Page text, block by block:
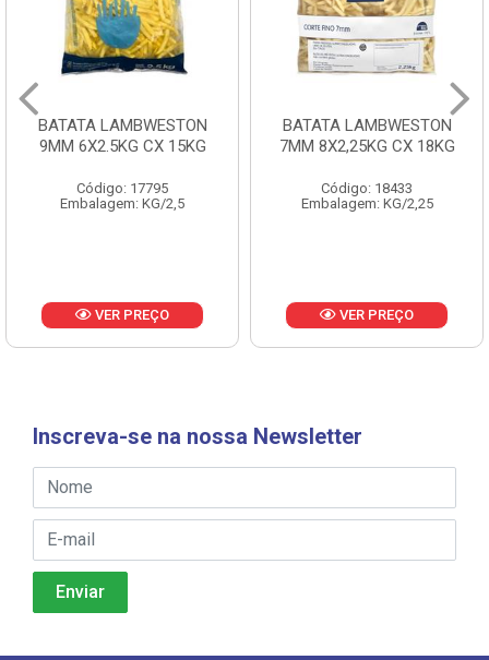
BATATA LAMBWESTON
9MM 6X2.5KG CX 15KG
Código: 17795
Embalagem: KG/2,5
VER PREÇO
BATATA LAMBWESTON
7MM 8X2,25KG CX 18KG
Código: 18433
Embalagem: KG/2,25
VER PREÇO
Inscreva-se na nossa Newsletter